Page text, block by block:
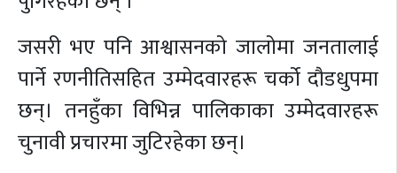
जसरी भए पनि आश्वासनको जालोमा जनतालाई
पार्ने रणनीतिसहित उम्मेदवारहरू चर्को दौडधुपमा
छन्। तनहुँका विभिन्न पालिकाका उम्मेदवारहरू
चुनावी प्रचारमा जुटिरहेका छन्।